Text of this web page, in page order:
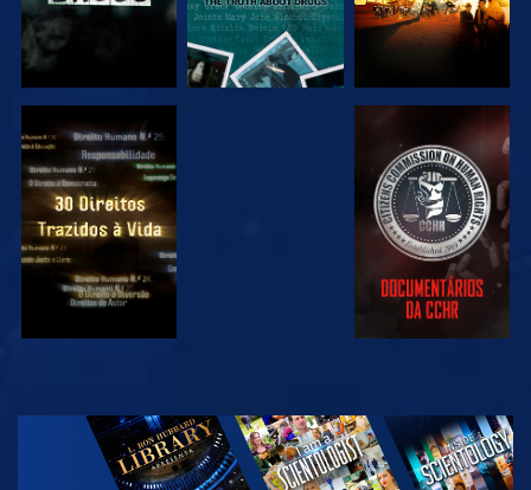
VER VER
VER
EXPLORAR A
SÉRIE